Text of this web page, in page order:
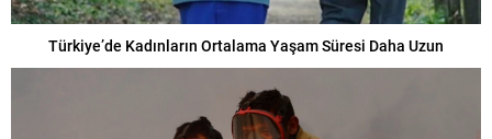
Türkiye’de Kadınların Ortalama Yaşam Süresi Daha Uzun